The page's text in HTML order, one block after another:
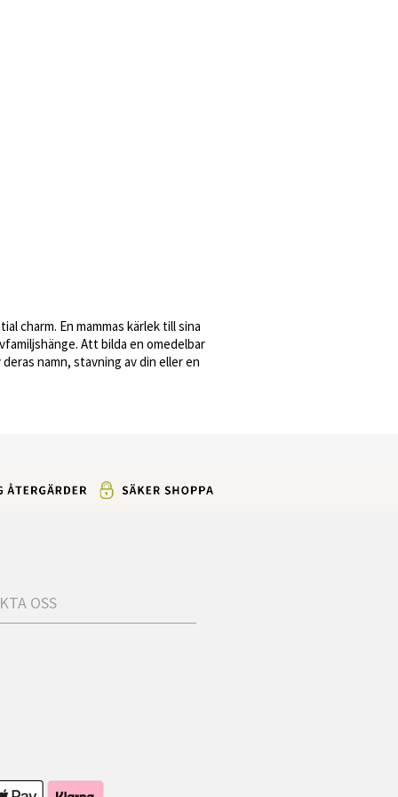
charm. En mammas kärlek till sina
Att bilda en omedelbar
namn, stavning av din eller en
OSS